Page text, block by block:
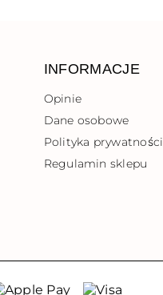
INFORMACJE
Opinie
Dane osobowe
Polityka prywatności
Regulamin sklepu